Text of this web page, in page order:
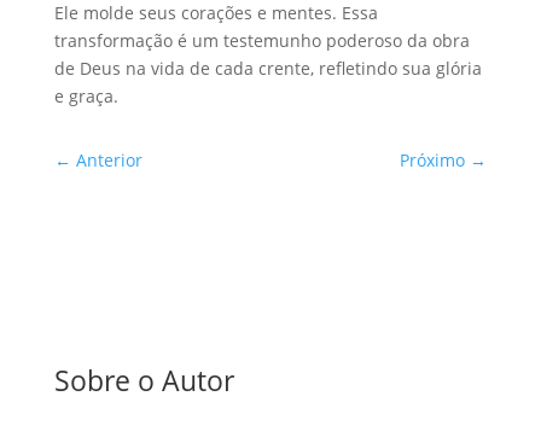
Ele molde seus corações e mentes. Essa
transformação é um testemunho poderoso da obra
de Deus na vida de cada crente, refletindo sua glória
e graça.
← Anterior Próximo →
Sobre o Autor